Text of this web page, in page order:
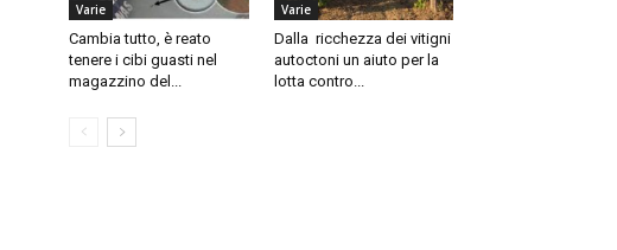
Varie
Cambia tutto, è reato
tenere i cibi guasti nel
magazzino del...
Varie
Dalla ricchezza dei vitigni
autoctoni un aiuto per la
lotta contro...